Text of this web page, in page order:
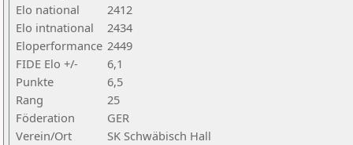
Elo national
2412
Elo intnational
2434
Eloperformance 2449
FIDE Elo +/-
6,1
Punkte
6,5
Rang
25
Föderation
GER
Verein/Ort
SK Schwäbisch Hall